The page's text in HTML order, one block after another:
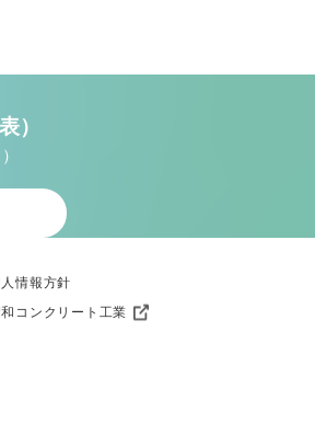
）
情報方針
和コンクリート工業